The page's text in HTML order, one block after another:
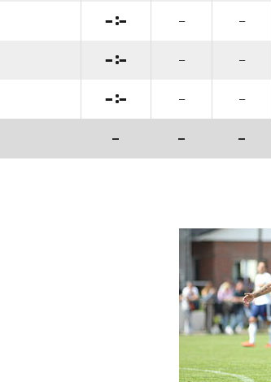
: – –
: – –
: – –
– – –